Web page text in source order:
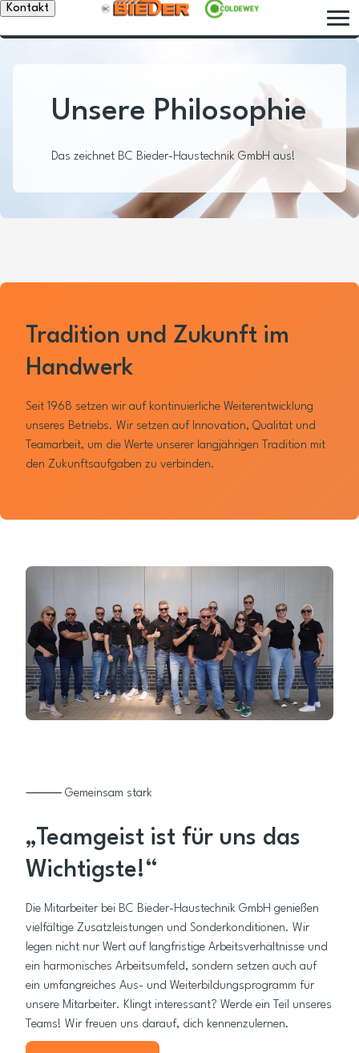
Kontakt
Unsere Philosophie
Das zeichnet BC Bieder-Haustechnik GmbH aus!
Tradition und Zukunft im
Handwerk
Seit 1968 setzen wir auf kontinuierliche Weiterentwicklung
unseres Betriebs. Wir setzen auf Innovation, Qualität und
Teamarbeit, um die Werte unserer langjährigen Tradition mit
den Zukunftsaufgaben zu verbinden.
⸻ Gemeinsam stark
„Teamgeist ist für uns das
Wichtigste!“
Die Mitarbeiter bei BC Bieder-Haustechnik GmbH genießen
vielfältige Zusatzleistungen und Sonderkonditionen. Wir
legen nicht nur Wert auf langfristige Arbeitsverhältnisse und
ein harmonisches Arbeitsumfeld, sondern setzen auch auf
ein umfangreiches Aus- und Weiterbildungsprogramm für
unsere Mitarbeiter. Klingt interessant? Werde ein Teil unseres
Teams! Wir freuen uns darauf, dich kennenzulernen.